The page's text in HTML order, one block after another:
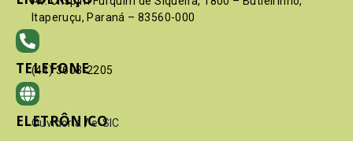
Itaperuçu, Paraná – 83560-000
TELEFONE
(41) 3603-2205
ELETRÔNICO
Ouvidoria / e-SIC